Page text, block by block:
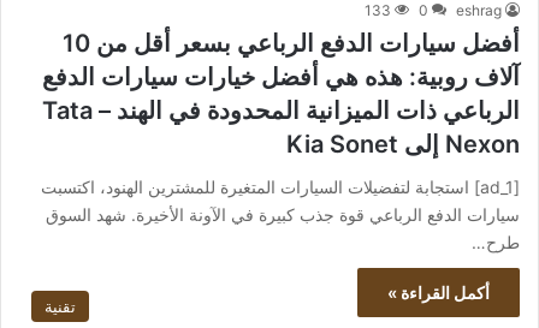
eshrag
0
133
أفضل سيارات الدفع الرباعي بسعر أقل من 10
آلاف روبية: هذه هي أفضل خيارات سيارات الدفع
الرباعي ذات الميزانية المحدودة في الهند – Tata
Nexon إلى Kia Sonet
[ad_1] استجابة لتفضيلات السيارات المتغيرة للمشترين الهنود، اكتسبت
سيارات الدفع الرباعي قوة جذب كبيرة في الآونة الأخيرة. شهد السوق
طرح…
أكمل القراءة »
تقنية